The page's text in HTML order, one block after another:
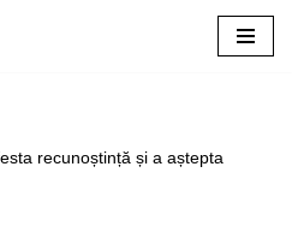
recunoștință și a aștepta